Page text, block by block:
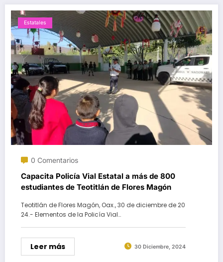
Estatales
0 Comentarios
Capacita Policía Vial Estatal a más de 800
estudiantes de Teotitlán de Flores Magón
Teotitlán de Flores Magón, Oax., 30 de diciembre de 20
24.- Elementos de la Policía Vial…
Leer más 30 Diciembre, 2024